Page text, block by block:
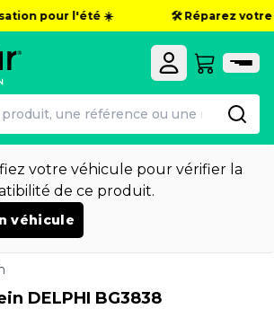
pour l'été ☀️ 🛠️ Réparez votre
votre véhicule pour vérifier la
de ce produit.
véhicule
DELPHI BG3838